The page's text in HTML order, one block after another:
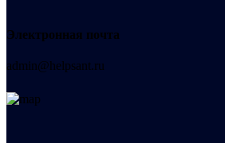
Электронная почта
admin@helpsant.ru